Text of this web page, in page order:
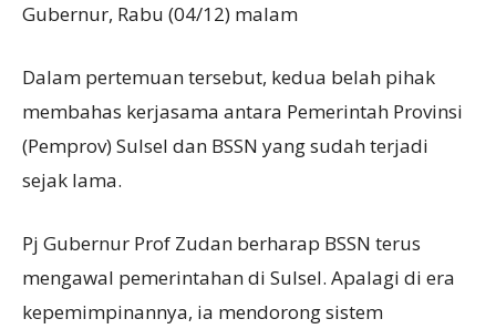
Gubernur, Rabu (04/12) malam
Dalam pertemuan tersebut, kedua belah pihak
membahas kerjasama antara Pemerintah Provinsi
(Pemprov) Sulsel dan BSSN yang sudah terjadi
sejak lama.
Pj Gubernur Prof Zudan berharap BSSN terus
mengawal pemerintahan di Sulsel. Apalagi di era
kepemimpinannya, ia mendorong sistem